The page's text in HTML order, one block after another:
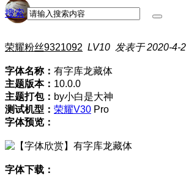
搜索
荣耀粉丝9321092 LV10 发表于 2020-4-
字体名称： 有字库龙藏体
主题版本： 10.0.0
主题打包： by小白是大神
测试机型： 荣耀V30 Pro
字体预览：
字体下载：